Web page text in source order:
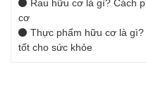
Rau hữu cơ là gì? Cách
cơ
Thực phẩm hữu cơ là
tốt cho sức khỏe